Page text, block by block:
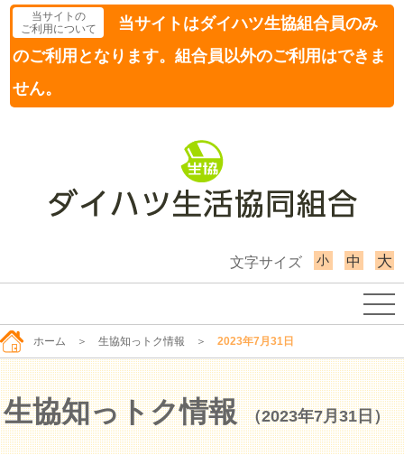
当サイトの
ご利用について
当サイトはダイハツ生協組合員のみ
のご利用となります。組合員以外のご利用はできま
せん。
文字サイズ 小 中 大
ホーム ＞ 生協知っトク情報 ＞ 2023年7月31日
生協知っトク情報 （2023年7月31日）